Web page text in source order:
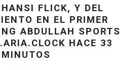
FLICK, Y DEL
EN EL PRIMER
ABDULLAH SPORTS
HACE 33
MINUTOS